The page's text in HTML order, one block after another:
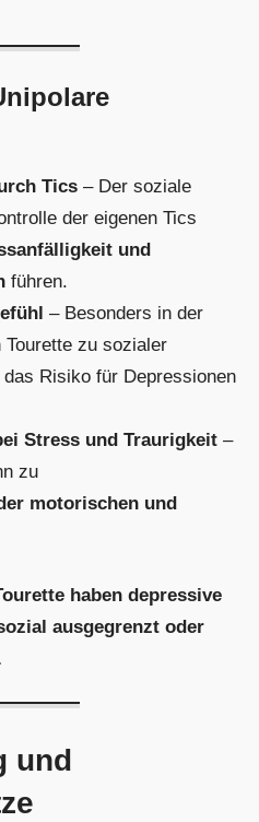
Tics – Der soziale
der eigenen Tics
und
führen.
– Besonders in der
Tourette zu sozialer
Risiko für Depressionen
Stress und Traurigkeit –
zu
motorischen und
haben depressive
ausgegrenzt oder
und